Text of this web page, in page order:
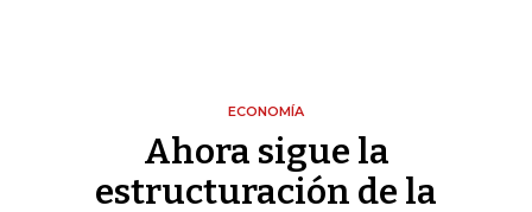
ECONOMÍA
Ahora sigue la
estructuración de la